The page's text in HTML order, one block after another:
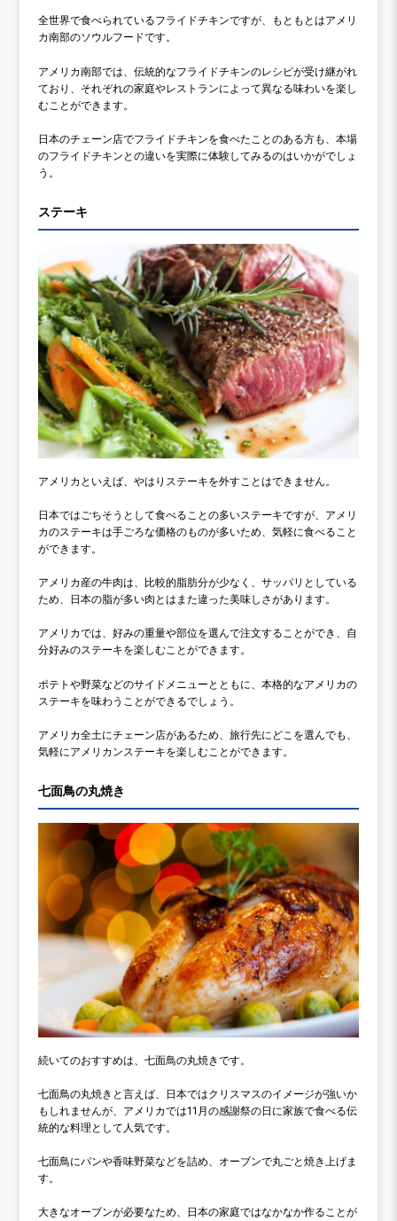
全世界で食べられているフライドチキンですが、もともとはアメリ
カ南部のソウルフードです。
アメリカ南部では、伝統的なフライドチキンのレシピが受け継がれ
ており、それぞれの家庭やレストランによって異なる味わいを楽し
むことができます。
日本のチェーン店でフライドチキンを食べたことのある方も、本場
のフライドチキンとの違いを実際に体験してみるのはいかがでしょ
う。
ステーキ
アメリカといえば、やはりステーキを外すことはできません。
日本ではごちそうとして食べることの多いステーキですが、アメリ
カのステーキは手ごろな価格のものが多いため、気軽に食べること
ができます。
アメリカ産の牛肉は、比較的脂肪分が少なく、サッパリとしている
ため、日本の脂が多い肉とはまた違った美味しさがあります。
アメリカでは、好みの重量や部位を選んで注文することができ、自
分好みのステーキを楽しむことができます。
ポテトや野菜などのサイドメニューとともに、本格的なアメリカの
ステーキを味わうことができるでしょう。
アメリカ全土にチェーン店があるため、旅行先にどこを選んでも、
気軽にアメリカンステーキを楽しむことができます。
七面鳥の丸焼き
続いてのおすすめは、七面鳥の丸焼きです。
七面鳥の丸焼きと言えば、日本ではクリスマスのイメージが強いか
もしれませんが、アメリカでは11月の感謝祭の日に家族で食べる伝
統的な料理として人気です。
七面鳥にパンや香味野菜などを詰め、オーブンで丸ごと焼き上げま
す。
大きなオーブンが必要なため、日本の家庭ではなかなか作ることが